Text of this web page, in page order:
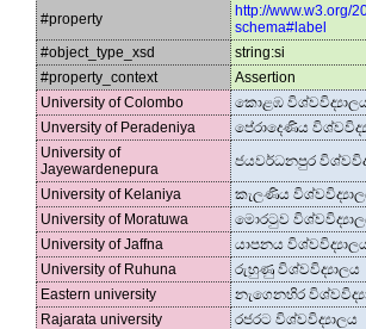
#property
http://www.w3.org/
schema#label
#object_type_xsd
string:si
#property_context
Assertion
University of Colombo
කොළඹ
Unversity of Peradeniya
පේරාදෙණිය
University of
Jayewardenepura
ජයවර්ධනපුර
University of Kelaniya
කැලණිය
University of Moratuwa
මොරටුව
University of Jaffna
යාපනය
University of Ruhuna
රුහුණු විශ්වවිද්‍යාලය
Eastern university
නැගෙනහිර
Rajarata university
රජරට විශ්වවිද්‍යාලය